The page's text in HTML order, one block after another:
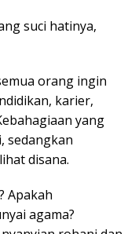
suci hatinya,
orang ingin
karier,
yang
sedangkan
disana.
Apakah
agama?